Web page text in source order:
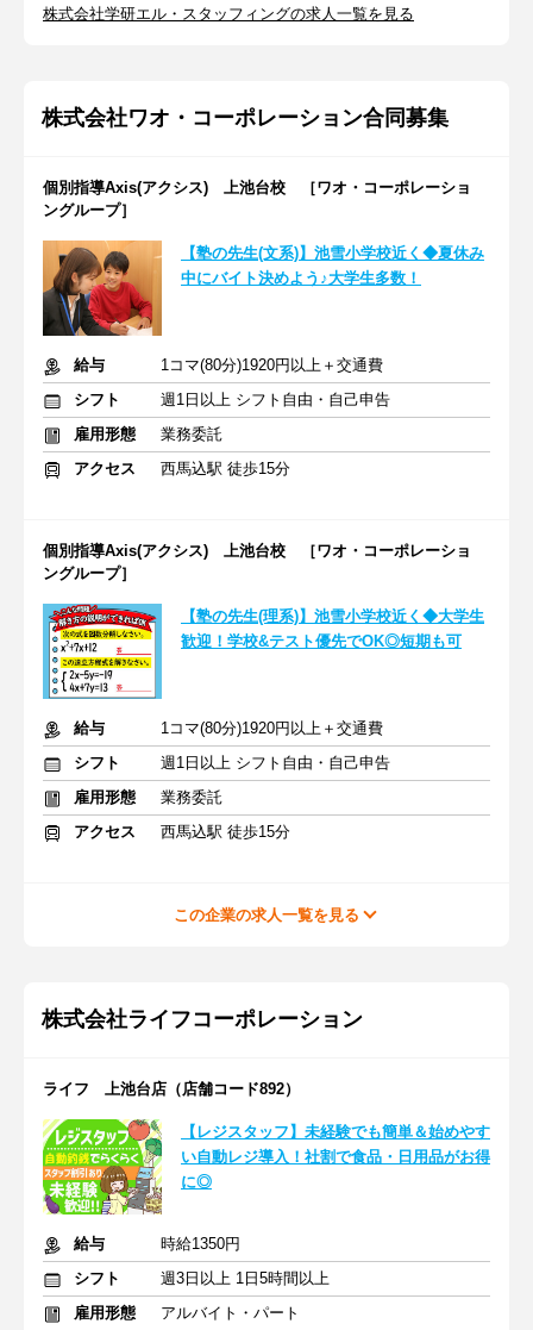
株式会社学研エル・スタッフィングの求人一覧を見る
株式会社ワオ・コーポレーション合同募集
個別指導Axis(アクシス) 上池台校 ［ワオ・コーポレーショ
ングループ］
【塾の先生(文系)】池雪小学校近く◆夏休み
中にバイト決めよう♪大学生多数！
給与
1コマ(80分)1920円以上＋交通費
シフト
週1日以上 シフト自由・自己申告
雇用形態
業務委託
アクセス
西馬込駅 徒歩15分
個別指導Axis(アクシス) 上池台校 ［ワオ・コーポレーショ
ングループ］
【塾の先生(理系)】池雪小学校近く◆大学生
歓迎！学校&テスト優先でOK◎短期も可
給与
1コマ(80分)1920円以上＋交通費
シフト
週1日以上 シフト自由・自己申告
雇用形態
業務委託
アクセス
西馬込駅 徒歩15分
この企業の求人一覧を見る
株式会社ライフコーポレーション
ライフ 上池台店（店舗コード892）
【レジスタッフ】未経験でも簡単＆始めやす
い自動レジ導入！社割で食品・日用品がお得
に◎
給与
時給1350円
シフト
週3日以上 1日5時間以上
雇用形態
アルバイト・パート